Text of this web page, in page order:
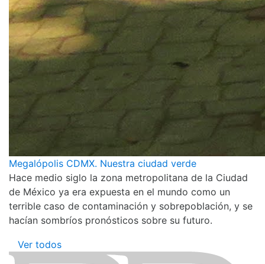
Megalópolis CDMX. Nuestra ciudad verde
Hace medio siglo la zona metropolitana de la Ciudad
de México ya era expuesta en el mundo como un
terrible caso de contaminación y sobrepoblación, y se
hacían sombríos pronósticos sobre su futuro.
Ver todos